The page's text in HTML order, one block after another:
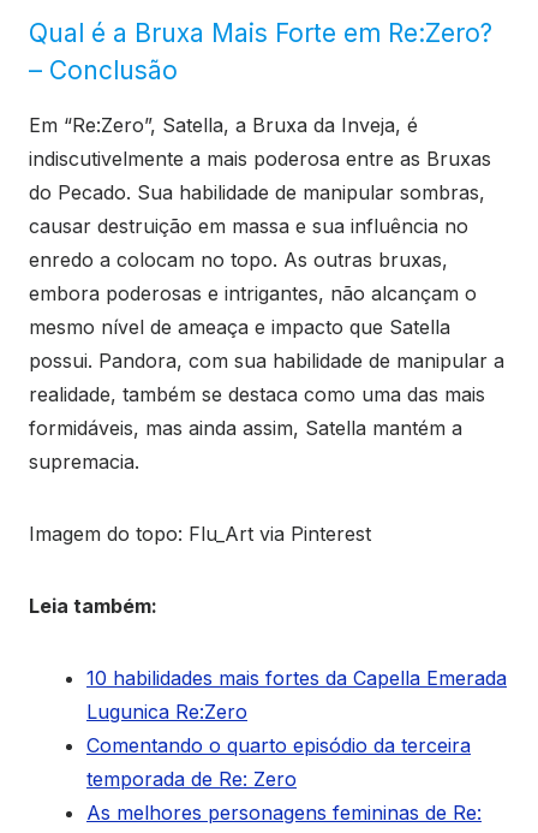
Qual é a Bruxa Mais Forte em Re:Zero?
– Conclusão
Em “Re:Zero”, Satella, a Bruxa da Inveja, é
indiscutivelmente a mais poderosa entre as Bruxas
do Pecado. Sua habilidade de manipular sombras,
causar destruição em massa e sua influência no
enredo a colocam no topo. As outras bruxas,
embora poderosas e intrigantes, não alcançam o
mesmo nível de ameaça e impacto que Satella
possui. Pandora, com sua habilidade de manipular a
realidade, também se destaca como uma das mais
formidáveis, mas ainda assim, Satella mantém a
supremacia.
Imagem do topo: Flu_Art via Pinterest
Leia também:
10 habilidades mais fortes da Capella Emerada
Lugunica Re:Zero
Comentando o quarto episódio da terceira
temporada de Re: Zero
As melhores personagens femininas de Re: